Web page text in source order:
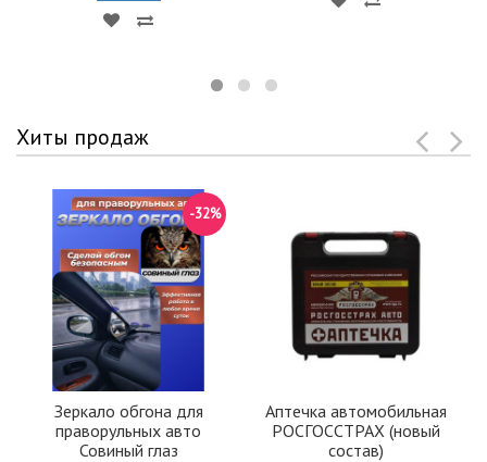
Хиты продаж
Зеркало обгона для
праворульных авто
Совиный глаз
-32%
Аптечка автомобильная
РОСГОССТРАХ (новый
состав)